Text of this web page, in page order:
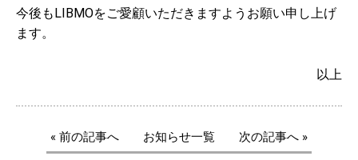
今後もLIBMOをご愛顧いただきますようお願い申し上げ
ます。
以上
« 前の記事へ お知らせ一覧 次の記事へ »